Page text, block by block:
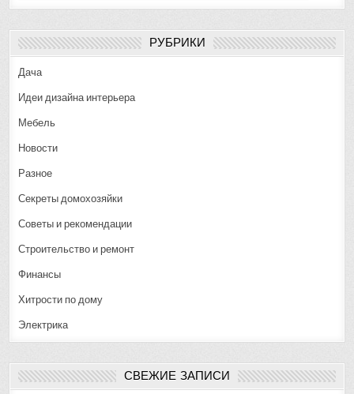
РУБРИКИ
Дача
Идеи дизайна интерьера
Мебель
Новости
Разное
Секреты домохозяйки
Советы и рекомендации
Строительство и ремонт
Финансы
Хитрости по дому
Электрика
СВЕЖИЕ ЗАПИСИ